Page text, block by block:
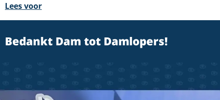
Lees voor
Bedankt Dam tot Damlopers!